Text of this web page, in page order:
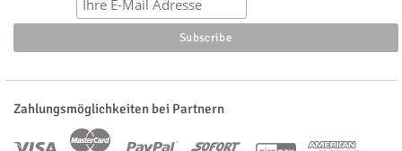
Zahlungsmöglichkeiten bei Partnern